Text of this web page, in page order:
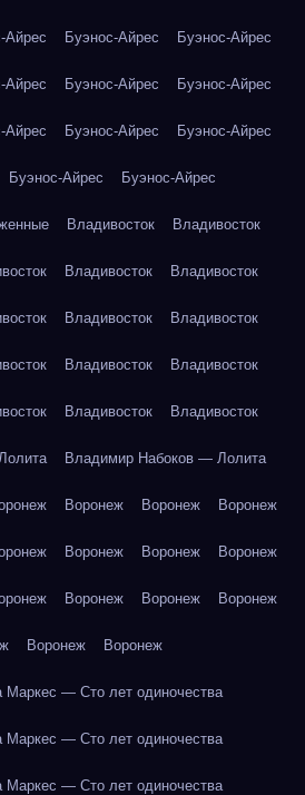
Айрес Буэнос-Айрес Буэнос-Айрес
Айрес Буэнос-Айрес Буэнос-Айрес
Айрес Буэнос-Айрес Буэнос-Айрес
Буэнос-Айрес Буэнос-Айрес
Владивосток Владивосток
Владивосток Владивосток
Владивосток Владивосток
Владивосток Владивосток
Владивосток Владивосток
Владимир Набоков — Лолита
Воронеж Воронеж Воронеж
Воронеж Воронеж Воронеж
Воронеж Воронеж Воронеж
Воронеж Воронеж
Маркес — Сто лет одиночества
Маркес — Сто лет одиночества
Маркес — Сто лет одиночества